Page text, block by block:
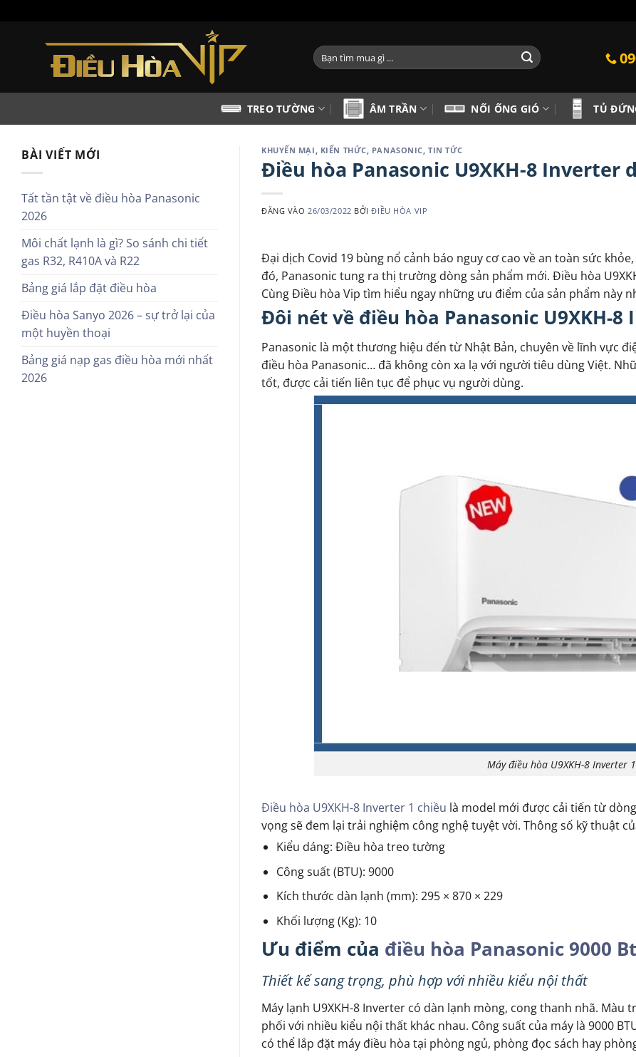
Tìm
kiếm:
TREO TƯỜNG ÂM TRẦN NỐI ỐNG GIÓ TỦ
BÀI VIẾT MỚI
Tất tần tật về điều hòa Panasonic
2026
Môi chất lạnh là gì? So sánh chi tiết
gas R32, R410A và R22
Bảng giá lắp đặt điều hòa
Điều hòa Sanyo 2026 – sự trở lại của
một huyền thoại
Bảng giá nạp gas điều hòa mới nhất
2026
KHUYẾN MẠI, KIẾN THỨC, PANASONIC,TIN TỨC
Điều hòa Panasonic U9XKH-8 Inverter
ĐĂNG VÀO 26/03/2022 BỞIĐIỀU HÒA VIP
Đại dịch Covid 19 bùng nổ cảnh báo nguy cơ cao về an toàn sức
đó, Panasonic tung ra thị trường dòng sản phẩm mới. Điều hòa
Cùng Điều hòa Vip tìm hiểu ngay những ưu điểm của sản phẩm này
Đôi nét về điều hòa Panasonic U9XKH-8
Panasonic là một thương hiệu đến từ Nhật Bản, chuyên về lĩnh vực
điều hòa Panasonic… đã không còn xa lạ với người tiêu dùng Việt.
tốt, được cải tiến liên tục để phục vụ người dùng.
Máy điều hòa U9XKH-8 Inverter
Điều hòa U9XKH-8 Inverter 1 chiều là model mới được cải tiến từ
vọng sẽ đem lại trải nghiệm công nghệ tuyệt vời. Thông số kỹ thuật
Kiểu dáng: Điều hòa treo tường
Công suất (BTU): 9000
Kích thước dàn lạnh (mm): 295 × 870 × 229
Khối lượng (Kg): 10
Ưu điểm của điều hòa Panasonic 9000
Thiết kế sang trọng, phù hợp với nhiều kiểu nội thất
Máy lạnh U9XKH-8 Inverter có dàn lạnh mòng, cong thanh nhã.
phối với nhiều kiểu nội thất khác nhau. Công suất của máy là 9000
có thể lắp đặt máy điều hòa tại phòng ngủ, phòng đọc sách hay